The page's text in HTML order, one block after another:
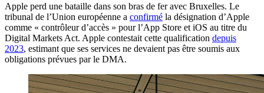
Apple perd une bataille dans son bras de fer avec Bruxelles. Le
tribunal de l’Union européenne a confirmé la désignation d’Apple
comme « contrôleur d’accès » pour l’App Store et iOS au titre du
Digital Markets Act. Apple contestait cette qualification depuis
2023, estimant que ses services ne devaient pas être soumis aux
obligations prévues par le DMA.